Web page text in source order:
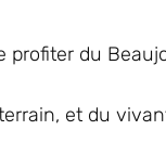
profiter du
et du